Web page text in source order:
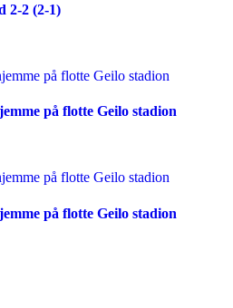
2-2 (2-1)
på flotte Geilo stadion
på flotte Geilo stadion